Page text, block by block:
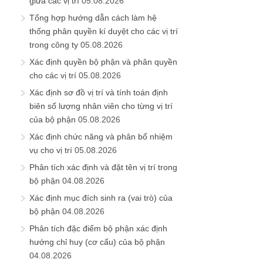
Tổng hợp hướng dẫn cách làm hệ
thống phân quyền kí duyệt cho các vị trí
trong công ty 05.08.2026
Xác định quyền bộ phận và phân quyền
cho các vị trí 05.08.2026
Xác định sơ đồ vị trí và tính toán định
biên số lượng nhân viên cho từng vị trí
của bộ phận 05.08.2026
Xác định chức năng và phân bổ nhiệm
vụ cho vị trí 05.08.2026
Phân tích xác định và đặt tên vị trí trong
bộ phận 04.08.2026
Xác định mục đích sinh ra (vai trò) của
bộ phận 04.08.2026
Phân tích đặc điểm bộ phận xác định
hướng chỉ huy (cơ cấu) của bộ phận
04.08.2026